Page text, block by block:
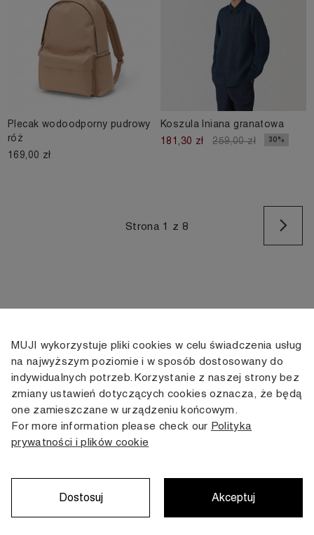
Plecak wodoodporny pudrowy
róż
169,00 zł
Koszula lniana granatowa
181,30 zł
259,00 zł 30%
Strona 1 z 8
KONTAKT
+48 505 166 958
zamowienia@muji.com.pl
Infolinia czynna
od poniedziałku do piątku
KONTO
Moje konto
Historia
INFORMACJE
Dostawa
Regulamin
Karta stałego
Klienta
MUJI wykorzystuje pliki cookies w celu świadczenia usług
na najwyższym poziomie i w sposób dostosowany do
indywidualnych potrzeb. Korzystanie z naszej strony bez
zmiany ustawień dotyczących cookies oznacza, że będą
one zamieszczane w urządzeniu końcowym.
For more information please check our Polityka
prywatności i plików cookie
Dostosuj Akceptuj